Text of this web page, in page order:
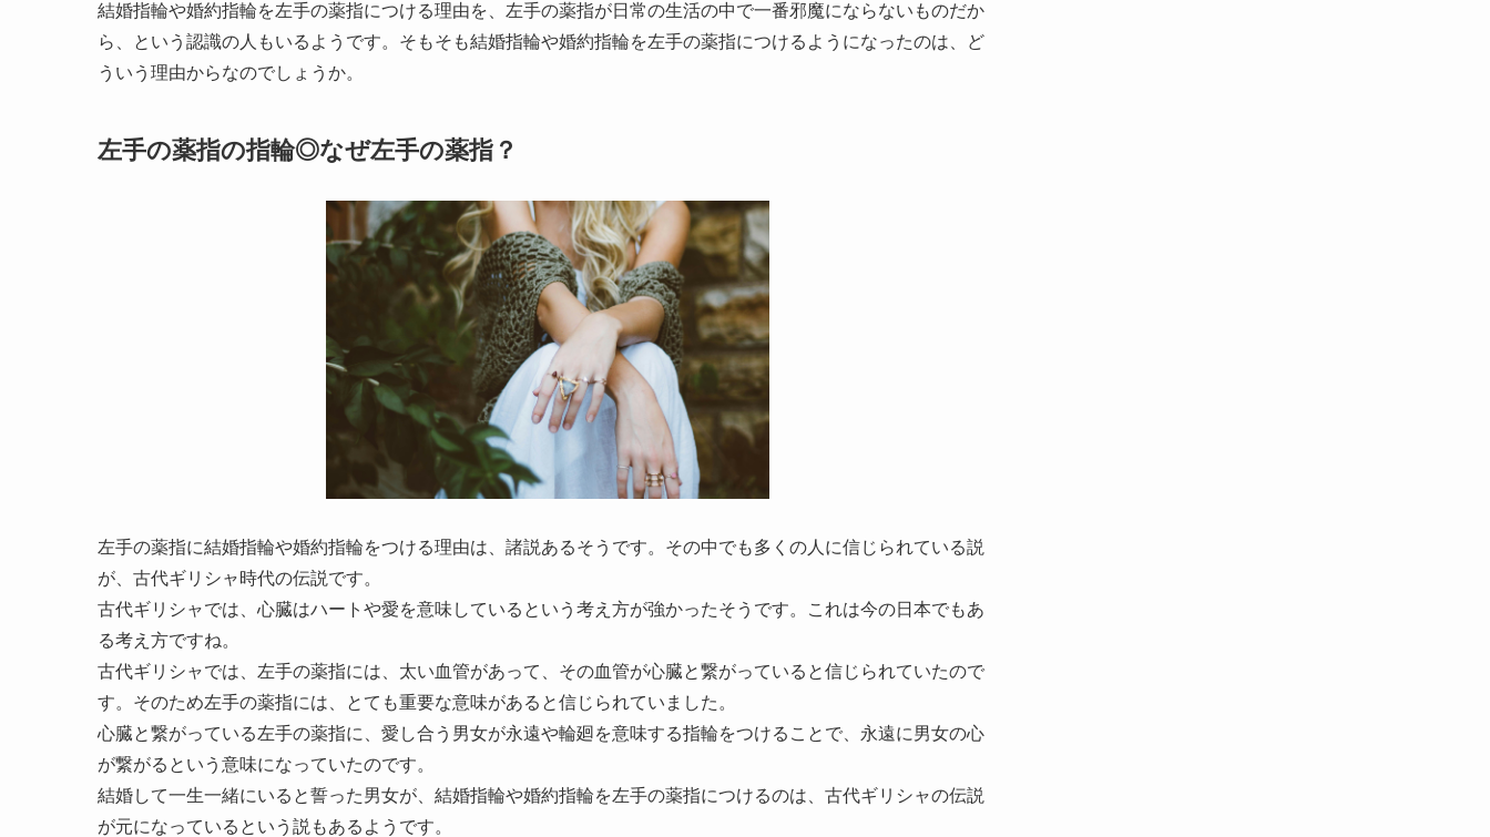
結婚指輪や婚約指輪を左手の薬指につける理由を、左手の薬指が日常の生活の中で一番邪魔にならないものだか
ら、という認識の人もいるようです。 そもそも結婚指輪や婚約指輪を左手の薬指につけるようになったのは、ど
ういう理由からなのでしょうか。
左手の薬指の指輪◎なぜ左手の薬指？
左手の薬指に結婚指輪や婚約指輪をつける理由は、諸説あるそうです。その中でも多くの人に信じられている説
が、古代ギリシャ時代の伝説です。
古代ギリシャでは、心臓はハートや愛を意味しているという考え方が強かったそうです。これは今の日本でもあ
る考え方ですね。
古代ギリシャでは、左手の薬指には、太い血管があって、その血管が心臓と繋がっていると信じられていたので
す。そのため左手の薬指には、とても重要な意味があると信じられていました。
心臓と繋がっている左手の薬指に、愛し合う男女が永遠や輪廻を意味する指輪をつけることで、永遠に男女の心
が繋がるという意味になっていたのです。
結婚して一生一緒にいると誓った男女が、結婚指輪や婚約指輪を左手の薬指につけるのは、古代ギリシャの伝説
が元になっているという説もあるようです。